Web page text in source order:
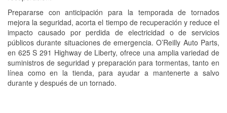
Prepararse con anticipación para la temporada de tornados
mejora la seguridad, acorta el tiempo de recuperación y reduce el
impacto causado por perdida de electricidad o de servicios
públicos durante situaciones de emergencia. O’Reilly Auto Parts,
en 625 S 291 Highway de Liberty, ofrece una amplia variedad de
suministros de seguridad y preparación para tormentas, tanto en
línea como en la tienda, para ayudar a mantenerte a salvo
durante y después de un tornado.
Snowstorm Supplies
Tornado Supplies
Conoce más